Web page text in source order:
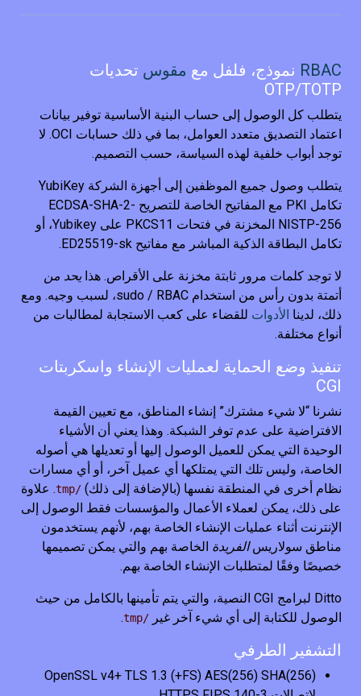
RBAC نموذج، فلفل مع مقوس تحديات
OTP/TOTP
يتطلب كل الوصول إلى حساب البنية الأساسية توفير بيانات
اعتماد التصديق متعدد العوامل، بما في ذلك حسابات OCI. لا
توجد أبواب خلفية لهذه السياسة، حسب التصميم.
يتطلب وصول جميع الموظفين إلى أجهزة الشركة YubiKey
تكامل PKI مع المفاتيح الخاصة للتصريح ECDSA-SHA-2-
NISTP-256 المخزنة في فتحات PKCS11 على Yubikey، أو
تكامل البطاقة الذكية المباشر مع مفاتيح ED25519-sk.
لا توجد كلمات مرور ثابتة مخزنة على الأقراص. هذايحد من
أتمتة بدون رأس من استخدام sudo / RBAC، لسبب وجيه. ومع
ذلك، لدينا الأدوات للقضاء على كعب الاستجابة لمطالبات من
أنواع مختلفة.
تنفيذ وضع الحماية لعمليات الإنشاء واسكربتات
CGI
نشرنا “لا شيء مشترك” إنشاء المناطق، مع تعيين القيمة
الافتراضية على عدم توفر الشبكة. وهذا يعني أن الأشياء
الوحيدة التي يمكن للعميل الوصول إليها أو تعديلها هي أصوله
الخاصة، وليس تلك التي يمتلكها أي عميل آخر، أو أي مسارات
نظام أخرى في المنطقة نفسها (بالإضافة إلى ذلك) /tmp
. علاوة
على ذلك، يمكن لعملاء الأعمال والمؤسسات فقط الوصول إلى
الإنترنت أثناء عمليات الإنشاء الخاصة بهم، لأنهم يستخدمون
مناطق سولاريسالفريدة الخاصة بهم والتي يمكن تصميمها
خصيصًا وفقًا لمتطلبات الإنشاء الخاصة بهم.
Ditto لبرامج CGI النصية، والتي يتم تأمينها بالكامل من حيث
الوصول للكتابة إلى أي شيء آخر غير /tmp
.
التشفير الطرفي
OpenSSL v4+ TLS 1.3 (+FS) AES(256) SHA(256)